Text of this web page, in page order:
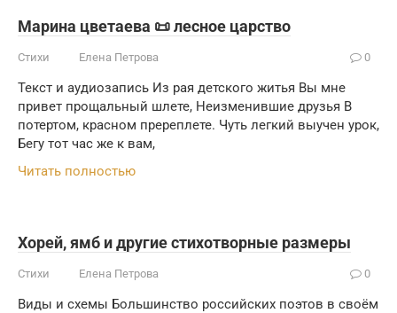
Марина цветаева 📜 лесное царство
Стихи Елена Петрова 0
Текст и аудиозапись Из рая детского житья Вы мне
привет прощальный шлете, Неизменившие друзья В
потертом, красном пререплете. Чуть легкий выучен урок,
Бегу тот час же к вам,
Читать полностью
Хорей, ямб и другие стихотворные размеры
Стихи Елена Петрова 0
Виды и схемы Большинство российских поэтов в своём